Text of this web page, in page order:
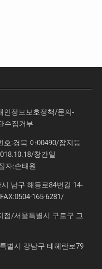
인정보보호정책/문의-
수집거부
호:경북 아00490/잡지등
창간일
자:손태원
남구 해동로84번길 14-
165-6281/
점/서울특별시 구로구 고
별시 강남구 테헤란로79